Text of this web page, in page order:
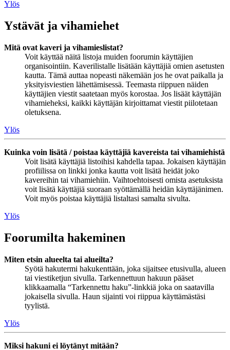
Ylös
Ystävät ja vihamiehet
Mitä ovat kaveri ja vihamieslistat?
Voit käyttää näitä listoja muiden foorumin käyttäjien
organisointiin. Kaverilistalle lisätään käyttäjiä omien asetusten
kautta. Tämä auttaa nopeasti näkemään jos he ovat paikalla ja
yksityisviestien lähettämisessä. Teemasta riippuen näiden
käyttäjien viestit saatetaan myös korostaa. Jos lisäät käyttäjän
vihamieheksi, kaikki käyttäjän kirjoittamat viestit piilotetaan
oletuksena.
Ylös
Kuinka voin lisätä / poistaa käyttäjiä kavereista tai vihamiehistä
Voit lisätä käyttäjiä listoihisi kahdella tapaa. Jokaisen käyttäjän
profiilissa on linkki jonka kautta voit lisätä heidät joko
kavereihin tai vihamiehiin. Vaihtoehtoisesti omista asetuksista
voit lisätä käyttäjiä suoraan syöttämällä heidän käyttäjänimen.
Voit myös poistaa käyttäjiä listaltasi samalta sivulta.
Ylös
Foorumilta hakeminen
Miten etsin alueelta tai alueilta?
Syötä hakutermi hakukenttään, joka sijaitsee etusivulla, alueen
tai viestiketjun sivulla. Tarkennettuun hakuun pääset
klikkaamalla “Tarkennettu haku”-linkkiä joka on saatavilla
jokaisella sivulla. Haun sijainti voi riippua käyttämästäsi
tyylistä.
Ylös
Miksi hakuni ei löytänyt mitään?